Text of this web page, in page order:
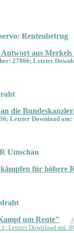
Rentenbetrug
Antwort aus
27866; Letzter
die
Letzter Download am:
Umschau
für höhere
um Rente"
Letzter Download am: